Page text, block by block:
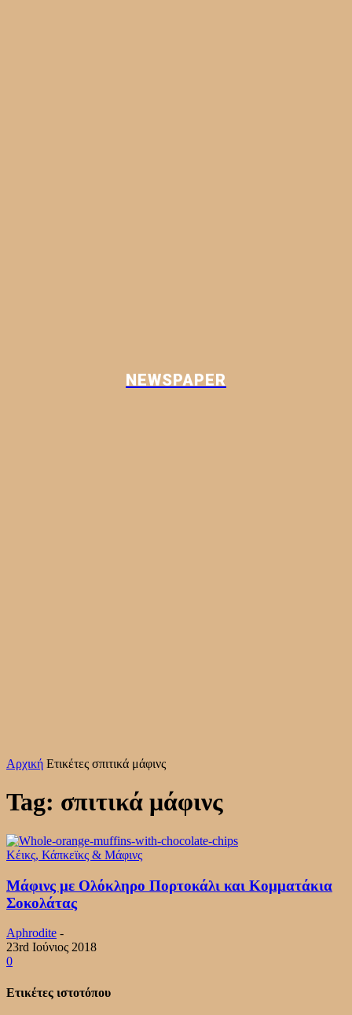
NEWSPAPER
Αρχική Ετικέτες σπιτικά μάφινς
Tag: σπιτικά μάφινς
Κέικς, Κάπκεϊκς & Μάφινς
Μάφινς με Ολόκληρο Πορτοκάλι και Κομματάκια
Σοκολάτας
Aphrodite -
23rd Ιούνιος 2018
0
Ετικέτες ιστοτόπου